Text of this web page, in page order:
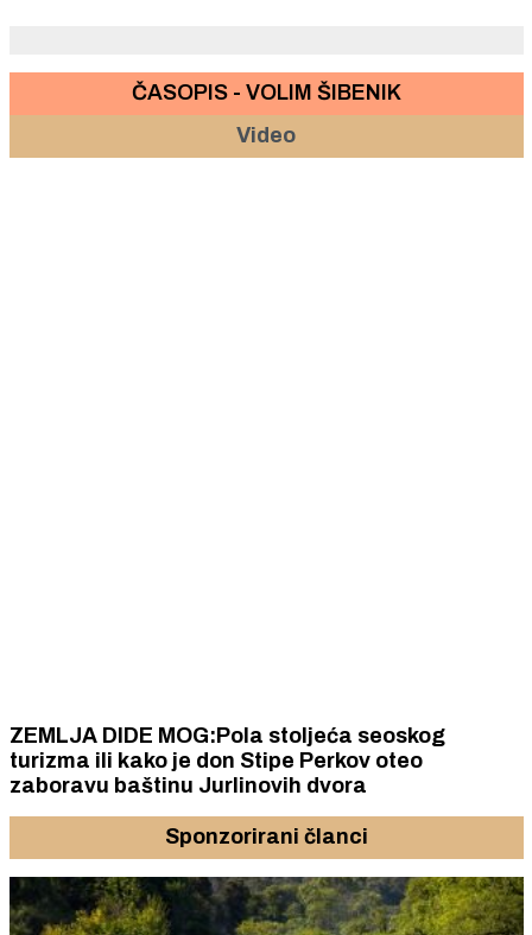
ČASOPIS - VOLIM ŠIBENIK
Video
ZEMLJA DIDE MOG:Pola stoljeća seoskog
turizma ili kako je don Stipe Perkov oteo
zaboravu baštinu Jurlinovih dvora
Sponzorirani članci